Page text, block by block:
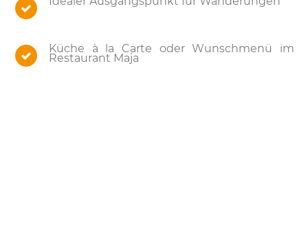
Küche à la Carte oder Wunschmenü im
Restaurant Maja